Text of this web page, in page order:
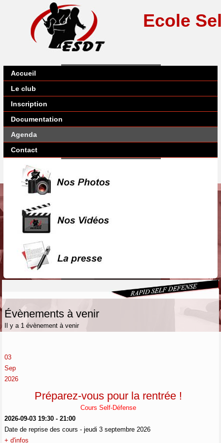
Ecole
Accueil
Le club
Inscription
Documentation
Agenda
Contact
Évènements à venir
Il y a 1 évènement à venir
03
Sep
2026
Préparez-vous pour la rentrée !
Cours Self-Défense
2026-09-03 19:30 -21:00
Date de reprise des cours - jeudi 3 septembre 2026
+ d'infos